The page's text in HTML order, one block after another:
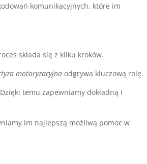
komunikacyjnych, które im
składa się z kilku kroków.
motoryzacyjna odgrywa kluczową rolę.
temu zapewniamy dokładną i
im najlepszą możliwą pomoc w